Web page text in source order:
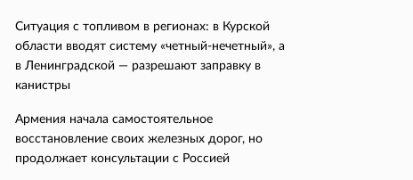
Ситуация с топливом в регионах: в Курской
области вводят систему «четный-нечетный», а
в Ленинградской — разрешают заправку в
канистры
Армения начала самостоятельное
восстановление своих железных дорог, но
продолжает консультации с Россией